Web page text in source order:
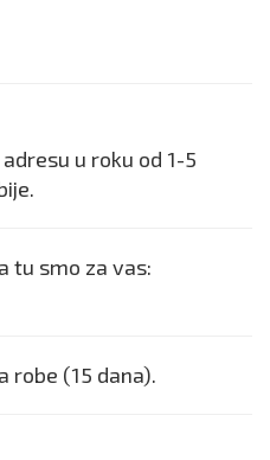
u roku od 1-5
tu smo za vas:
robe (15 dana).